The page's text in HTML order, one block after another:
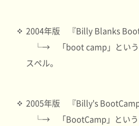
2004年版 『Billy Blanks Boot
└→ 「boot camp」という
スペル。
2005年版 『Billy's BootCamp
└→ 「BootCamp」という